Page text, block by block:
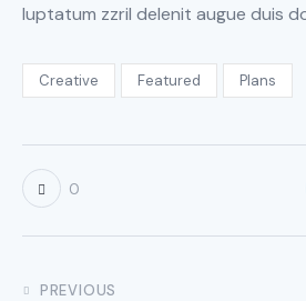
luptatum zzril delenit augue duis
Creative Featured Plans
0
PREVIOUS